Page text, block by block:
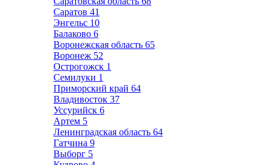
Саратов 41
Энгельс 10
Балаково 6
Воронежская область 65
Воронеж 52
Острогожск 1
Семилуки 1
Приморский край 64
Владивосток 37
Уссурийск 6
Артем 5
Ленинградская область 64
Гатчина 9
Выборг 5